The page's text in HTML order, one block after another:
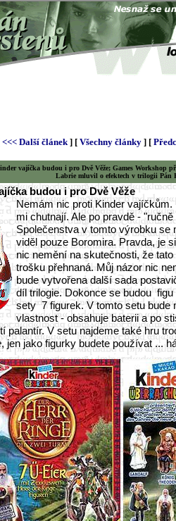
<<< Další článek] [ Všechny články ] [
vajíčka budou i pro Dvě Věže; Games Workshop
Labrie mluvil o efektech v trilogii Pán
budou i pro Dvě Věže
Nemám nic proti Kinder
mi chutnají. Ale po pravdě -
Společenstva v tomto výrobku se
viděl pouze Boromira. Pravda, je
nic nemění na skutečnosti, že
trošku přehnaná. Můj názor nic
bude vytvořena další sada
díl trilogie. Dokonce se budou
sety 7 figurek. V tomto setu bude
vlastnost - obsahuje baterii a po
palantír. V setu najdeme také hru
, jen jako figurky budete používat ...